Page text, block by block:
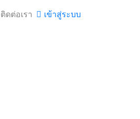
ติดต่อเรา เข้าสู่ระบบ